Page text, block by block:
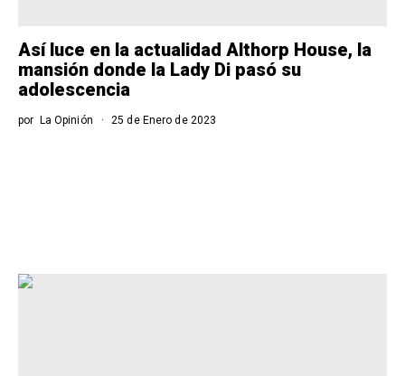
Así luce en la actualidad Althorp House, la
mansión donde la Lady Di pasó su
adolescencia
por La Opinión 25 de Enero de 2023